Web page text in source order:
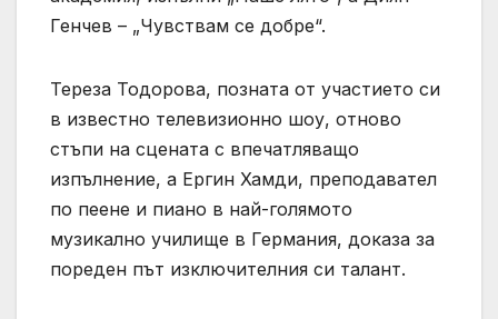
Генчев – „Чувствам се добре“.
Тереза Тодорова, позната от участието си
в известно телевизионно шоу, отново
стъпи на сцената с впечатляващо
изпълнение, а Ергин Хамди, преподавател
по пеене и пиано в най-голямото
музикално училище в Германия, доказа за
пореден път изключителния си талант.